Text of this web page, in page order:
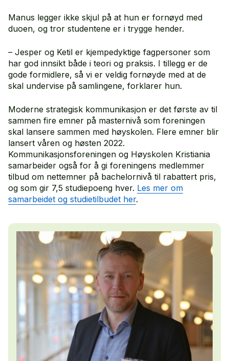
Manus legger ikke skjul på at hun er fornøyd med
duoen, og tror studentene er i trygge hender.
– Jesper og Ketil er kjempedyktige fagpersoner som
har god innsikt både i teori og praksis. I tillegg er de
gode formidlere, så vi er veldig fornøyde med at de
skal undervise på samlingene, forklarer hun.
Moderne strategisk kommunikasjon er det første av til
sammen fire emner på masternivå som foreningen
skal lansere sammen med høyskolen. Flere emner blir
lansert våren og høsten 2022.
Kommunikasjonsforeningen og Høyskolen Kristiania
samarbeider også for å gi foreningens medlemmer
tilbud om nettemner på bachelornivå til rabattert pris,
og som gir 7,5 studiepoeng hver. Les mer om
samarbeidet og studietilbudet her.